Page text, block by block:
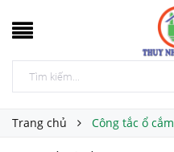
Trang chủ Công tắc ổ cắm